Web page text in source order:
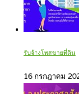
รับจ้างโพสขายที่ดิน
16 กรกฎาคม